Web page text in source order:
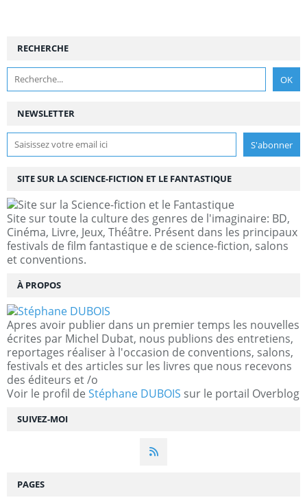
NEWSLETTER
SUIVEZ-MOI
RECHERCHE
SITE SUR LA SCIENCE-FICTION ET LE FANTASTIQUE
Site sur toute la culture des genres de l'imaginaire: BD,
Cinéma, Livre, Jeux, Théâtre. Présent dans les principaux
festivals de film fantastique e de science-fiction, salons
et conventions.
À PROPOS
Apres avoir publier dans un premier temps les nouvelles
écrites par Michel Dubat, nous publions des entretiens,
reportages réaliser à l'occasion de conventions, salons,
festivals et des articles sur les livres que nous recevons
des éditeurs et /o
Voir le profil de Stéphane DUBOIS sur le portail Overblog
PAGES